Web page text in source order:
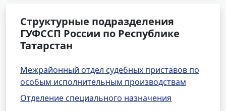
Структурные подразделения
ГУФССП России по Республике
Татарстан
Межрайонный отдел судебных приставов по
особым исполнительным производствам
Отделение специального назначения